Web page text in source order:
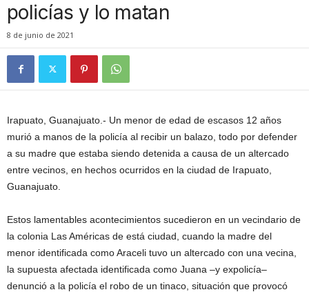
policías y lo matan
8 de junio de 2021
Irapuato, Guanajuato.- Un menor de edad de escasos 12 años
murió a manos de la policía al recibir un balazo, todo por defender
a su madre que estaba siendo detenida a causa de un altercado
entre vecinos, en hechos ocurridos en la ciudad de Irapuato,
Guanajuato.
Estos lamentables acontecimientos sucedieron en un vecindario de
la colonia Las Américas de está ciudad, cuando la madre del
menor identificada como Araceli tuvo un altercado con una vecina,
la supuesta afectada identificada como Juana –y expolicía–
denunció a la policía el robo de un tinaco, situación que provocó